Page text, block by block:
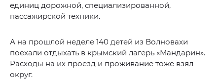
единиц дорожной, специализированной,
пассажирской техники.
А на прошлой неделе 140 детей из Волновахи
поехали отдыхать в крымский лагерь «Мандарин».
Расходы на их проезд и проживание тоже взял
округ.